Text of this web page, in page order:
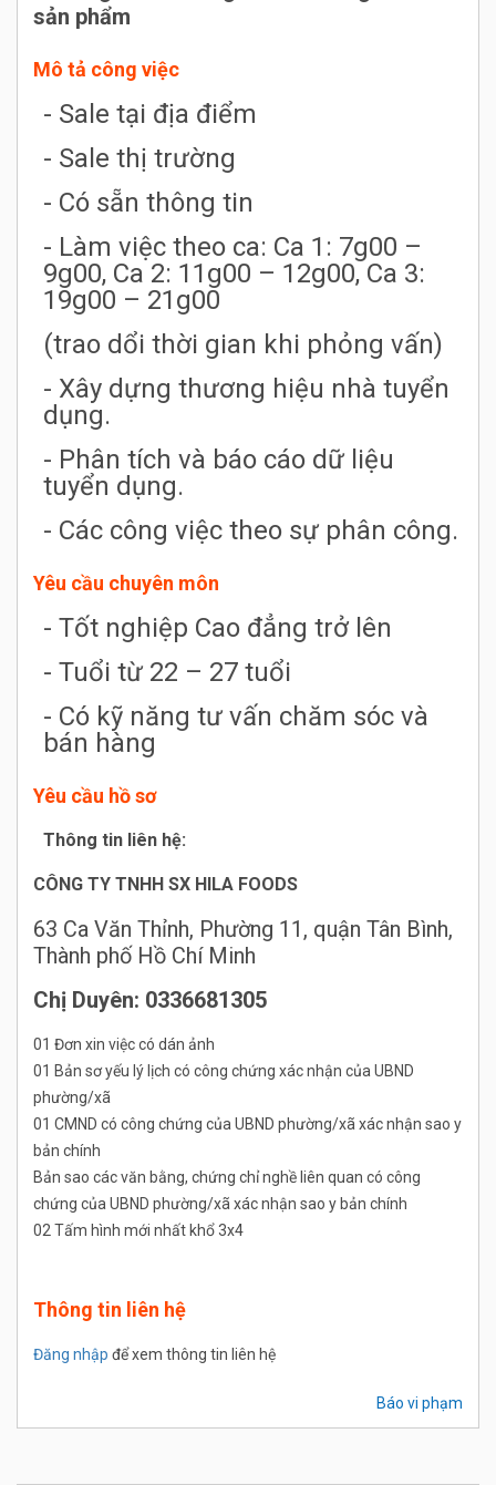
sản phẩm
Mô tả công việc
- Sale tại địa điểm
- Sale thị trường
- Có sẵn thông tin
- Làm việc theo ca: Ca 1: 7g00 –
9g00, Ca 2: 11g00 – 12g00, Ca 3:
19g00 – 21g00
(trao dổi thời gian khi phỏng vấn)
- Xây dựng thương hiệu nhà tuyển
dụng.
- Phân tích và báo cáo dữ liệu
tuyển dụng.
- Các công việc theo sự phân công.
Yêu cầu chuyên môn
- Tốt nghiệp Cao đẳng trở lên
- Tuổi từ 22 – 27 tuổi
- Có kỹ năng tư vấn chăm sóc và
bán hàng
Yêu cầu hồ sơ
Thông tin liên hệ:
CÔNG TY TNHH SX HILA FOODS
63 Ca Văn Thỉnh, Phường 11, quận Tân Bình,
Thành phố Hồ Chí Minh
Chị Duyên: 0336681305
01 Đơn xin việc có dán ảnh
01 Bản sơ yếu lý lịch có công chứng xác nhận của UBND
phường/xã
01 CMND có công chứng của UBND phường/xã xác nhận sao y
bản chính
Bản sao các văn bằng, chứng chỉ nghề liên quan có công
chứng của UBND phường/xã xác nhận sao y bản chính
02 Tấm hình mới nhất khổ 3x4
Thông tin liên hệ
Đăng nhập để xem thông tin liên hệ
Báo vi phạm